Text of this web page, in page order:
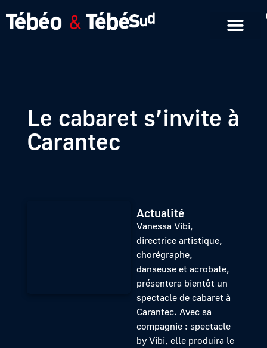
Le cabaret s’invite à
Carantec
Actualité
Vanessa Vibi,
directrice artistique,
chorégraphe,
danseuse et acrobate,
présentera bientôt un
spectacle de cabaret à
Carantec. Avec sa
compagnie : spectacle
by Vibi, elle produira le